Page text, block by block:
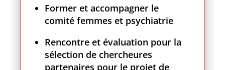
Former et accompagner le
comité femmes et psychiatrie
Rencontre et évaluation pour la
sélection de chercheures
partenaires pour le projet de